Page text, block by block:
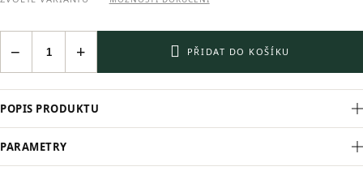
+
− PŘIDAT DO KOŠÍKU
POPIS PRODUKTU
PARAMETRY